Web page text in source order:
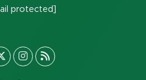
protected]